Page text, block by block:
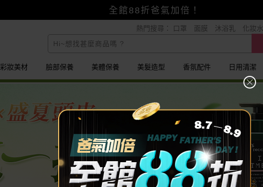
賺美幣~換好禮~立即換GO~
小三美日x全支付~美幣+全點折上折超划算
全館88折爸氣加倍！
熱門搜尋： 口罩 面膜 沐浴乳 化妝水
彩妝美材 臉部保養 美體保養 美髮造型 香氛配件 日用清潔